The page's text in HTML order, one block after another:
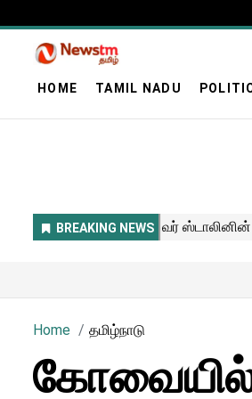
HOME TAMIL NADU
Home தமிழ்நாடு
கோவையில்